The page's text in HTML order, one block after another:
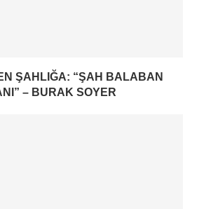
ŞAHLIĞA: “ŞAH BALABAN
– BURAK SOYER